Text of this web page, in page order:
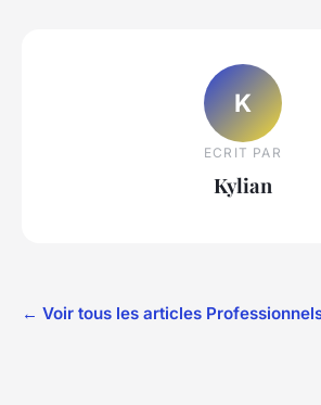
K
ECRIT PAR
Kylian
← Voir tous les articles